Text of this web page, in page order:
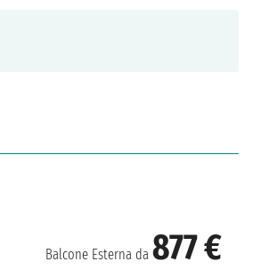
Balcone Esterna da877 €